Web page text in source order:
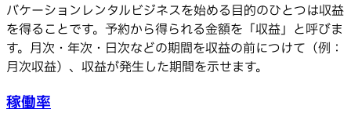
バケーションレンタルビジネスを始める目的のひとつは収益
を得ることです。予約から得られる金額を「収益」と呼びま
す。月次・年次・日次などの期間を収益の前につけて（例：
月次収益）、収益が発生した期間を示せます。
稼働率